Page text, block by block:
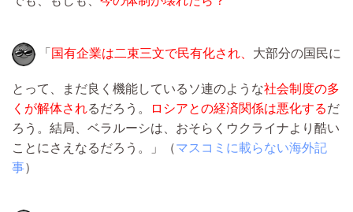
「 国有企業は二束三文で民有化され、 大部分の国民に
とって、まだ良く機能しているソ連のような社会制度の多
くが解体されるだろう。 ロシアとの経済関係は悪化するだ
ろう。結局、ベラルーシは、おそらくウクライナより酷い
ことにさえなるだろう。」（マスコミに載らない海外記
事）